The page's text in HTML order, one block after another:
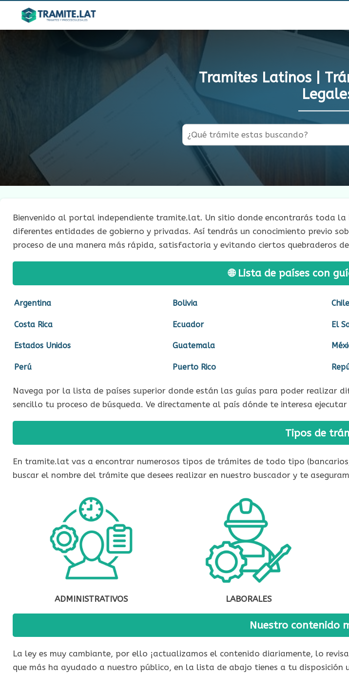
Tramites Latinos |
Bienvenido al portal independiente tramite.lat. Un sitio donde encontrarás toda
diferentes entidades de gobierno y privadas. Así tendrás un conocimiento previo
proceso de una manera más rápida, satisfactoria y evitando ciertos quebraderos
🌐​ Lista de países con
Argentina Bolivia Chile
Costa Rica Ecuador El
Estados Unidos Guatemala
Perú Puerto Rico
Navega por la lista de países superior donde están las guías para poder realizar
sencillo tu proceso de búsqueda. Ve directamente al país dónde te interesa
Tipos de
En tramite.lat vas a encontrar numerosos tipos de trámites de todo tipo
buscar el nombre del trámite que desees realizar en nuestro buscador y te
ADMINISTRATIVOS LABORALES
Nuestro contenido
La ley es muy cambiante, por ello ¡actualizamos el contenido diariamente, lo
que más ha ayudado a nuestro público, en la lista de abajo tienes a tu